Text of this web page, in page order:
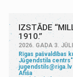
IZSTĀDE
1910.”
2026. GADA 3.
Rīgas pašvaldības
Jūgendstila centrs"
jugendstils@riga.lv
Afiša